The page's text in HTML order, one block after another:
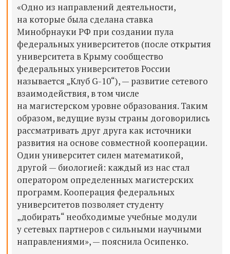
«Одно из направлений деятельности,
на которые была сделана ставка
Минобрнауки РФ при создании пула
федеральных университетов (после открытия
университета в Крыму сообщество
федеральных университетов России
называется „Клуб G-10“), — развитие сетевого
взаимодействия, в том числе
на магистерском уровне образования. Таким
образом, ведущие вузы страны договорились
рассматривать друг друга как источники
развития на основе совместной кооперации.
Один университет силен математикой,
другой — биологией: каждый из нас стал
оператором определенных магистерских
программ. Кооперация федеральных
университетов позволяет студенту
„добирать“ необходимые учебные модули
у сетевых партнеров с сильными научными
направлениями», — пояснила Осипенко.